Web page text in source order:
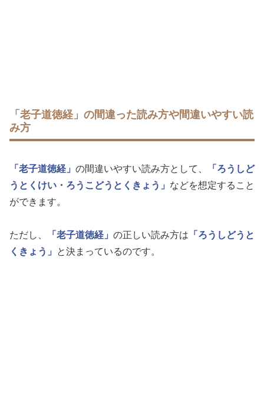
「老子道徳経」の間違った読み方や間違いやすい読
み方
「老子道徳経」 の間違いやすい読み方として、
「ろうしど
うとくけい・ろうこどうとくきょう」 などを想定すること
ができます。
ただし、 「老子道徳経」 の正しい読み方は 「ろうしどうと
くきょう」
と決まっているのです。